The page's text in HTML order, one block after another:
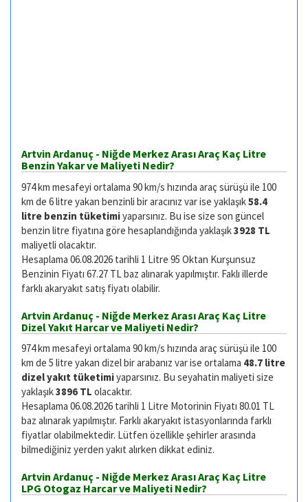
Artvin Ardanuç - Niğde Merkez Arası Araç Kaç Litre
Benzin Yakar ve Maliyeti Nedir?
974 km mesafeyi ortalama 90 km/s hızında araç sürüşü ile 100
km de 6 litre yakan benzinli bir aracınız var ise yaklaşık58.4
litre benzin tüketimiyaparsınız. Bu ise size son güncel
benzin litre fiyatına göre hesaplandığında yaklaşık3928 TL
maliyetli olacaktır.
Hesaplama 06.08.2026 tarihli 1 Litre 95 Oktan Kurşunsuz
Benzinin Fiyatı 67.27 TL baz alınarak yapılmıştır. Faklı illerde
farklı akaryakıt satış fiyatı olabilir.
Artvin Ardanuç - Niğde Merkez Arası Araç Kaç Litre
Dizel Yakıt Harcar ve Maliyeti Nedir?
974 km mesafeyi ortalama 90 km/s hızında araç sürüşü ile 100
km de 5 litre yakan dizel bir arabanız var ise ortalama 48.7 litre
dizel yakıt tüketimiyaparsınız. Bu seyahatin maliyeti size
yaklaşık3896 TL olacaktır.
Hesaplama 06.08.2026 tarihli 1 Litre Motorinin Fiyatı 80.01 TL
baz alınarak yapılmıştır. Farklı akaryakıt istasyonlarında farklı
fiyatlar olabilmektedir. Lütfen özellikle şehirler arasında
bilmediğiniz yerden yakıt alırken dikkat ediniz.
Artvin Ardanuç - Niğde Merkez Arası Araç Kaç Litre
LPG Otogaz Harcar ve Maliyeti Nedir?